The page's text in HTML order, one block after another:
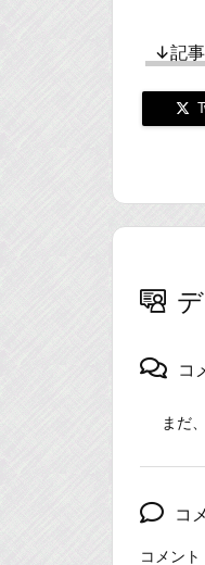
↓記
コ
まだ
コ
コメント